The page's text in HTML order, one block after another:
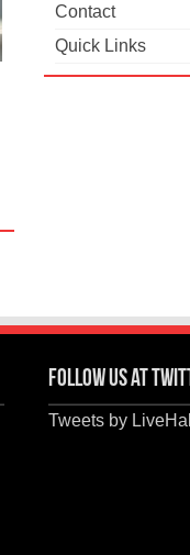
Contact
Quick Links
Follow us at
Tweets by